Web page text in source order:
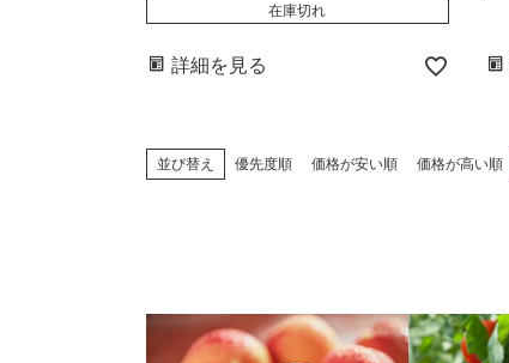
在庫切れ
詳細を見る
並び替え 優先度順 価格が安い順 価格が高い順